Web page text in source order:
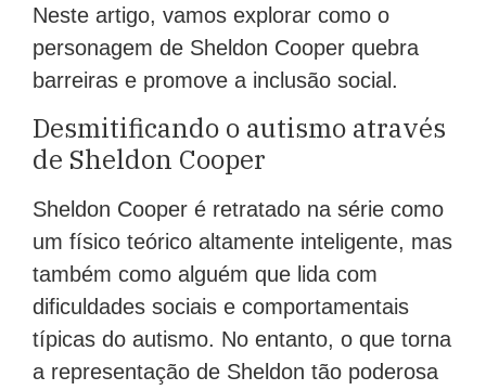
Neste artigo, vamos explorar como o
personagem de Sheldon Cooper quebra
barreiras e promove a inclusão social.
Desmitificando o autismo através
de Sheldon Cooper
Sheldon Cooper é retratado na série como
um físico teórico altamente inteligente, mas
também como alguém que lida com
dificuldades sociais e comportamentais
típicas do autismo. No entanto, o que torna
a representação de Sheldon tão poderosa